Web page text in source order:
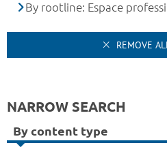
By rootline: Espace
REMOVE
NARROW SEARCH
By content type